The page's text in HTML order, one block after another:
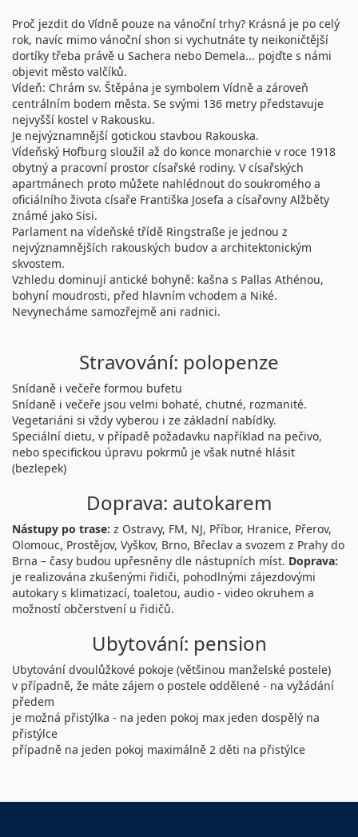
Proč jezdit do Vídně pouze na vánoční trhy? Krásná je po celý
rok, navíc mimo vánoční shon si vychutnáte ty neikoničtější
dortíky třeba právě u Sachera nebo Demela... pojďte s námi
objevit město valčíků.
Vídeň: Chrám sv. Štěpána je symbolem Vídně a zároveň
centrálním bodem města. Se svými 136 metry představuje
nejvyšší kostel v Rakousku.
Je nejvýznamnější gotickou stavbou Rakouska.
Vídeňský Hofburg sloužil až do konce monarchie v roce 1918
obytný a pracovní prostor císařské rodiny. V císařských
apartmánech proto můžete nahlédnout do soukromého a
oficiálního života císaře Františka Josefa a císařovny Alžběty
známé jako Sisi.
Parlament na vídeňské třídě Ringstraße je jednou z
nejvýznamnějších rakouských budov a architektonickým
skvostem.
Vzhledu dominují antické bohyně: kašna s Pallas Athénou,
bohyní moudrosti, před hlavním vchodem a Niké.
Nevynecháme samozřejmě ani radnici.
Stravování: polopenze
Snídaně i večeře formou bufetu
Snídaně i večeře jsou velmi bohaté, chutné, rozmanité.
Vegetariáni si vždy vyberou i ze základní nabídky.
Speciální dietu, v případě požadavku například na pečivo,
nebo specifickou úpravu pokrmů je však nutné hlásit
(bezlepek)
Doprava: autokarem
Nástupy po trase: z Ostravy, FM, NJ, Příbor, Hranice, Přerov,
Olomouc, Prostějov, Vyškov, Brno, Břeclav a svozem z Prahy do
Brna – časy budou upřesněny dle nástupních míst. Doprava:
je realizována zkušenými řidiči, pohodlnými zájezdovými
autokary s klimatizací, toaletou, audio - video okruhem a
možností občerstvení u řidičů.
Ubytování: pension
Ubytování dvoulůžkové pokoje (většinou manželské postele)
v případně, že máte zájem o postele oddělené - na vyžádání
předem
je možná přistýlka - na jeden pokoj max jeden dospělý na
přistýlce
případně na jeden pokoj maximálně 2 děti na přistýlce